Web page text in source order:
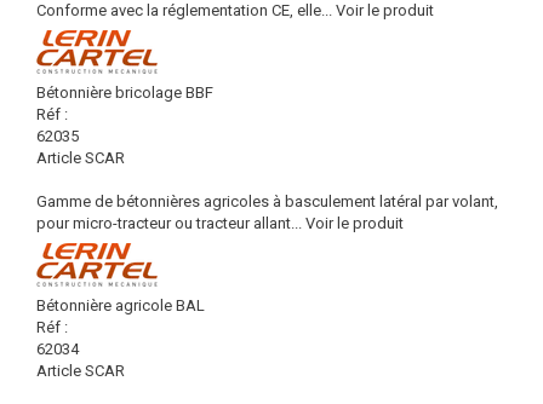
Conforme avec la réglementation CE, elle... Voir le produit
Bétonnière bricolage BBF
Réf :
62035
Article SCAR
Gamme de bétonnières agricoles à basculement latéral par volant,
pour micro-tracteur ou tracteur allant... Voir le produit
Bétonnière agricole BAL
Réf :
62034
Article SCAR